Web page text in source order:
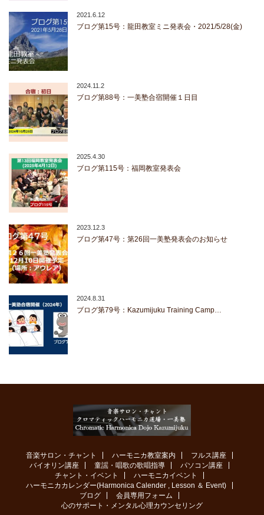
2021.6.12
ブログ第15号：龍田教室ミニ発表会・2021/5/28(金)
2024.11.2
ブログ第88号：一美塾合宿開催１日目
2025.4.30
ブログ第115号：福岡教室発表会
2023.12.3
ブログ第47号：第26回一美塾発表会のお知らせ
2024.8.31
ブログ第79号：Kazumijuku Training Camp…
音楽サロン・チャント ハーモニカ教室案内
フルス講座
バイオリン講座
童謡・唱歌の歌唱指導
パソコン講座
チャント・イベント
ハーモニカイベント
ハーモニカカレンダー(Harmonica Calender , Lesson ＆ Event)
ブログ
会員専用フォーム
心のサポート・メンタル心理カウンセリング